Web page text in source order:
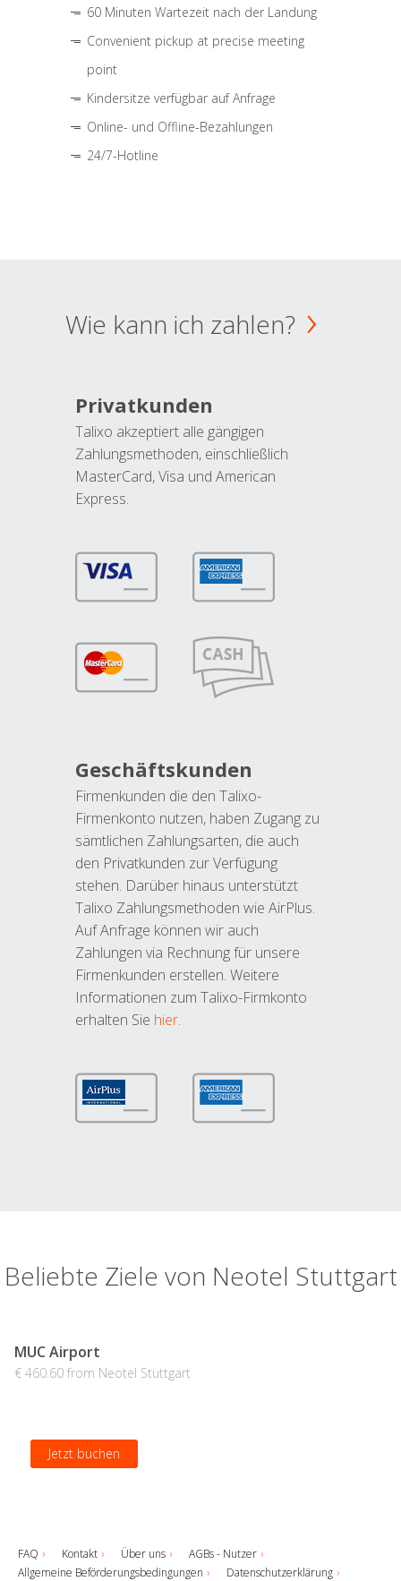
60 Minuten Wartezeit nach der Landung
Convenient pickup at precise meeting
point
Kindersitze verfügbar auf Anfrage
Online- und Offline-Bezahlungen
24/7-Hotline
Wie kann ich zahlen?
Privatkunden
Talixo akzeptiert alle gängigen
Zahlungsmethoden, einschließlich
MasterCard, Visa und American
Express.
Geschäftskunden
Firmenkunden die den Talixo-
Firmenkonto nutzen, haben Zugang zu
sämtlichen Zahlungsarten, die auch
den Privatkunden zur Verfügung
stehen. Darüber hinaus unterstützt
Talixo Zahlungsmethoden wie AirPlus.
Auf Anfrage können wir auch
Zahlungen via Rechnung für unsere
Firmenkunden erstellen. Weitere
Informationen zum Talixo-Firmkonto
erhalten Sie hier.
Beliebte Ziele von Neotel Stuttgart
MUC Airport
€ 460.60 from Neotel Stuttgart
Jetzt buchen
FAQ Kontakt Über uns
AGBs - Nutzer
Allgemeine Beförderungsbedingungen
Datenschutzerklärung